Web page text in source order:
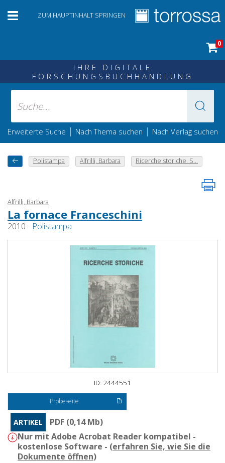
ZUM HAUPTINHALT SPRINGEN
0
IHRE DIGITALE
FORSCHUNGSBUCHHANDLUNG
Erweiterte Suche | Nach Thema suchen | Nach Verlag suchen
Polistampa Alfrilli, Barbara Ricerche storiche. S...
Alfrilli, Barbara
La fornace Franceschini
2010 - Polistampa
ID: 2444551
Probeseite
ARTIKEL
PDF (0,14 Mb)
Nur mit Adobe Acrobat Reader kompatibel -
kostenlose Software - (erfahren Sie, wie Sie die
Dokumente öffnen)